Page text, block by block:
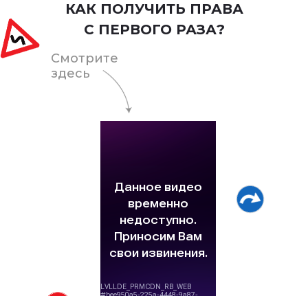
КАК ПОЛУЧИТЬ ПРАВА
С ПЕРВОГО РАЗА?
Смотрите
здесь